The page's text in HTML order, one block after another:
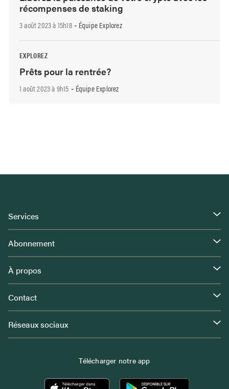
récompenses de staking
3 août 2023 à 15h18- Équipe Explorez
EXPLOREZ
Prêts pour la rentrée?
1 août 2023 à 9h15 - Équipe Explorez
Services
Abonnement
À propos
Contact
Réseaux sociaux
Télécharger notre app